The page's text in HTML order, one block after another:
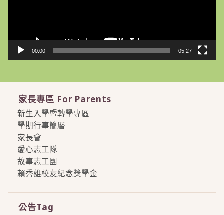
00:00 05:27
家長專區 For Parents
新生入學暨轉學專區
學期行事簡曆
家長會
愛心志工隊
故事志工團
賴秀雄校友紀念獎學金
公告Tag